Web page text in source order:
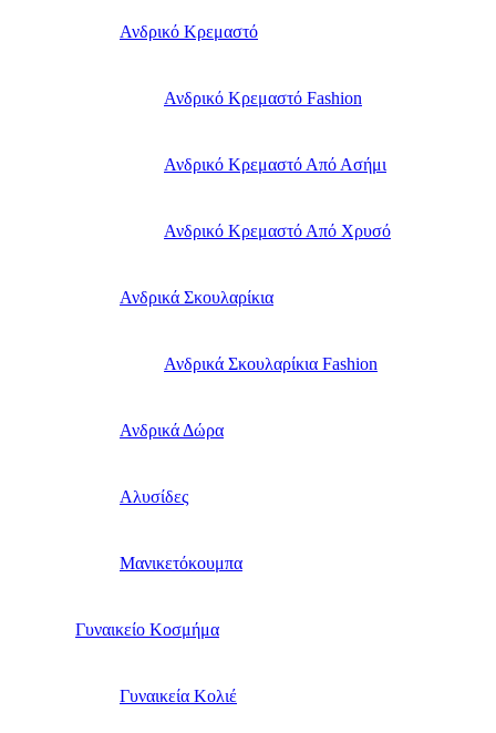
Ανδρικό Κρεμαστό
Ανδρικό Κρεμαστό Fashion
Ανδρικό Κρεμαστό Από Ασήμι
Ανδρικό Κρεμαστό Από Χρυσό
Ανδρικά Σκουλαρίκια
Ανδρικά Σκουλαρίκια Fashion
Ανδρικά Δώρα
Αλυσίδες
Μανικετόκουμπα
Γυναικείο Κοσμήμα
Γυναικεία Κολιέ